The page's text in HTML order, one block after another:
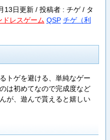
13日更新 / 投稿者 : チゲ / タ
ドレスゲーム QSP チゲ（利
トゲを避ける、単純なゲー
は初めてなので完成度など
が、遊んで貰えると嬉しい